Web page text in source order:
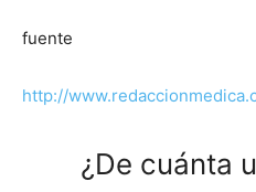
fuente
http://
¿De cuánta